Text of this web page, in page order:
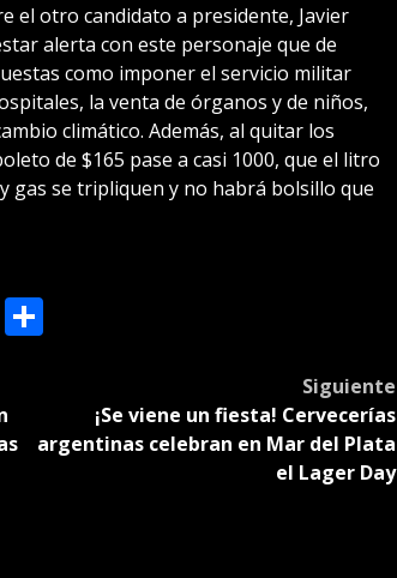
el otro candidato a presidente, Javier
alerta con este personaje que de
como imponer el servicio militar
la venta de órganos y de niños,
climático. Además, al quitar los
de $165 pase a casi 1000, que el litro
gas se tripliquen y no habrá bolsillo que
Compartir
Siguiente
¡Se viene un fiesta! Cervecerías
argentinas celebran en Mar del Plata
el Lager Day